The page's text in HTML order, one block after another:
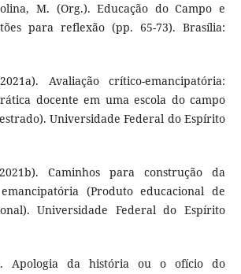
M. (Org.). Educação do Campo e
para reflexão (pp. 65-73). Brasília:
Avaliação crítico-emancipatória:
docente em uma escola do campo
Universidade Federal do Espírito
Caminhos para construção da
(Produto educacional de
Universidade Federal do Espírito
Apologia da história ou o ofício do